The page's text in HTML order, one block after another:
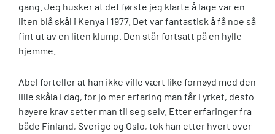
gang. Jeg husker at det første jeg klarte å lage var en
liten blå skål i Kenya i 1977. Det var fantastisk å få noe så
fint ut av en liten klump. Den står fortsatt på en hylle
hjemme.
Abel forteller at han ikke ville vært like fornøyd med den
lille skåla i dag, for jo mer erfaring man får i yrket, desto
høyere krav setter man til seg selv. Etter erfaringer fra
både Finland, Sverige og Oslo, tok han etter hvert over